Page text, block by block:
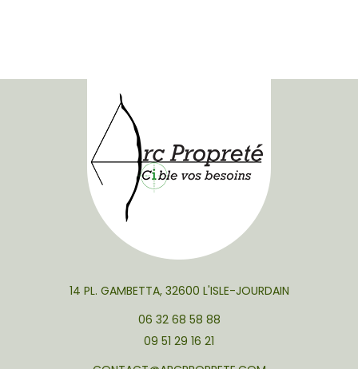
14 PL. GAMBETTA, 32600 L'ISLE-JOURDAIN
06 32 68 58 88
09 51 29 16 21